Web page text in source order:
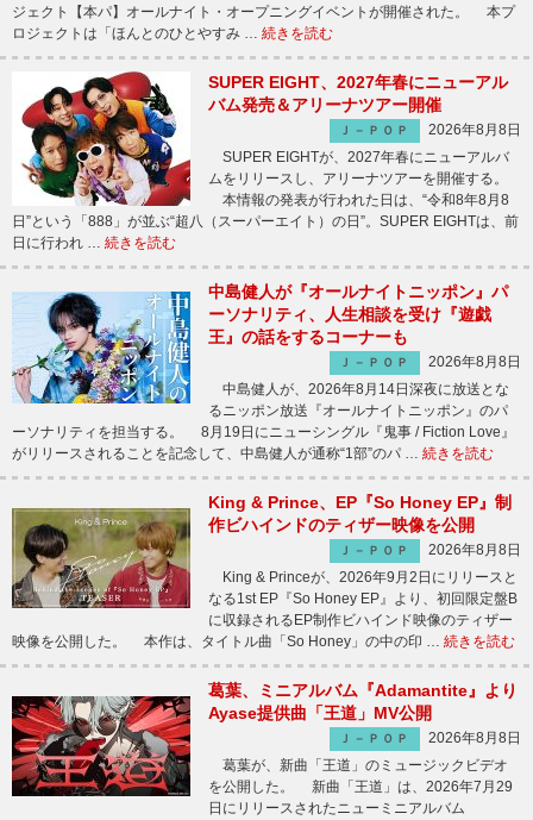
ジェクト【本パ】オールナイト・オープニングイベントが開催された。 本プ
ロジェクトは「ほんとのひとやすみ … 続きを読む
SUPER EIGHT、2027年春にニューアル
バム発売＆アリーナツアー開催
Ｊ－ＰＯＰ
2026年8月8日
SUPER EIGHTが、2027年春にニューアルバ
ムをリリースし、アリーナツアーを開催する。
本情報の発表が行われた日は、“令和8年8月8
日”という「888」が並ぶ“超八（スーパーエイト）の日”。SUPER EIGHTは、前
日に行われ … 続きを読む
中島健人が『オールナイトニッポン』パ
ーソナリティ、人生相談を受け『遊戯
王』の話をするコーナーも
Ｊ－ＰＯＰ
2026年8月8日
中島健人が、2026年8月14日深夜に放送とな
るニッポン放送『オールナイトニッポン』のパ
ーソナリティを担当する。 8月19日にニューシングル『鬼事 / Fiction Love』
がリリースされることを記念して、中島健人が通称“1部”のパ … 続きを読む
King & Prince、EP『So Honey EP』制
作ビハインドのティザー映像を公開
Ｊ－ＰＯＰ
2026年8月8日
King & Princeが、2026年9月2日にリリースと
なる1st EP『So Honey EP』より、初回限定盤B
に収録されるEP制作ビハインド映像のティザー
映像を公開した。 本作は、タイトル曲「So Honey」の中の印 … 続きを読む
葛葉、ミニアルバム『Adamantite』より
Ayase提供曲「王道」MV公開
Ｊ－ＰＯＰ
2026年8月8日
葛葉が、新曲「王道」のミュージックビデオ
を公開した。 新曲「王道」は、2026年7月29
日にリリースされたニューミニアルバム